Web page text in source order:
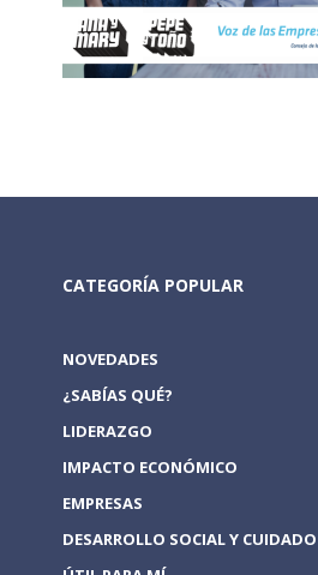
CATEGORÍA POPULAR
NOVEDADES
¿SABÍAS QUÉ?
LIDERAZGO
IMPACTO ECONÓMICO
EMPRESAS
DESARROLLO SOCIAL Y